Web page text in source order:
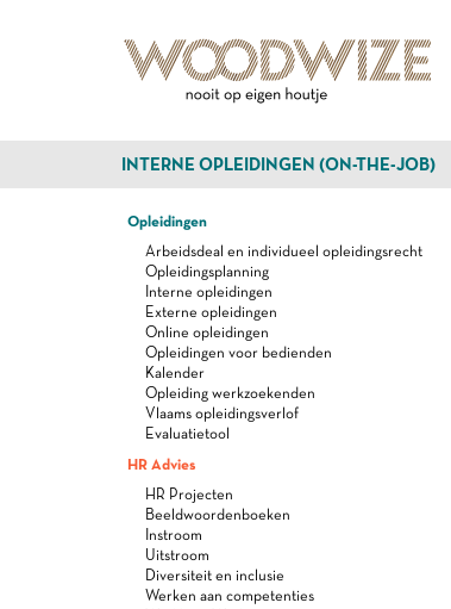
INTERNE OPLEIDINGEN (ON-THE-JOB)
Opleidingen
Arbeidsdeal en individueel opleidingsrecht
Opleidingsplanning
Interne opleidingen
Externe opleidingen
Online opleidingen
Opleidingen voor bedienden
Kalender
Opleiding werkzoekenden
Vlaams opleidingsverlof
Evaluatietool
HR Advies
HR Projecten
Beeldwoordenboeken
Instroom
Uitstroom
Diversiteit en inclusie
Werken aan competenties